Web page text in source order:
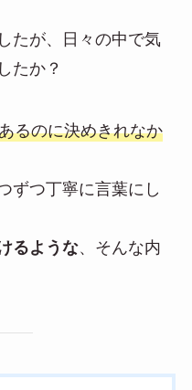
たが、日々の中で気
たか？
るのに決めきれなか
ずつ丁寧に言葉にし
るような、そんな内